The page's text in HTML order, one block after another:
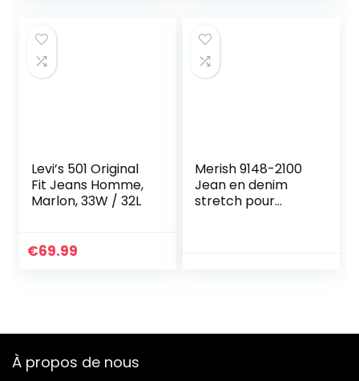
Levi’s 501 Original
Fit Jeans Homme,
Marlon, 33W / 32L
€69.99
Merish 9148-2100
Jean en denim
stretch pour
À propos de nous